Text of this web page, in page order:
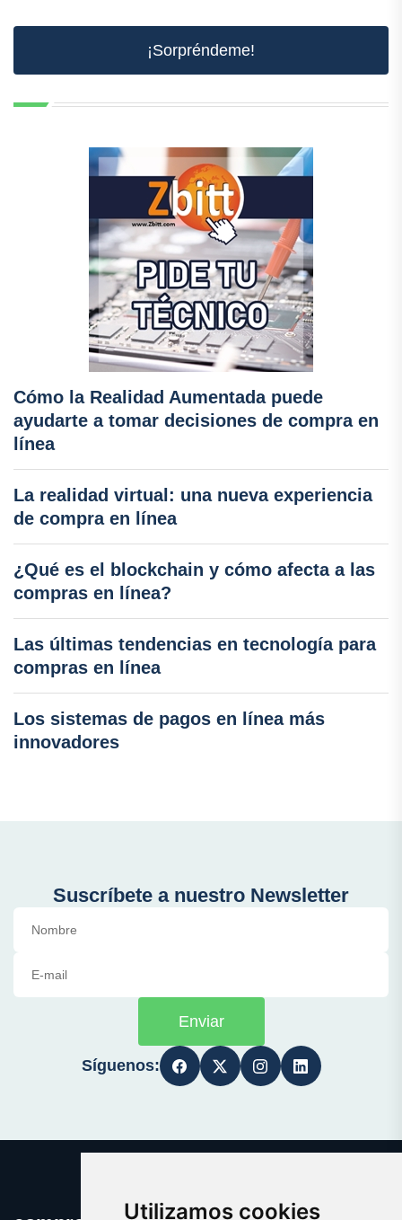
Utilizamos cookies
¡Sorpréndeme!
Cómo la Realidad Aumentada puede
ayudarte a tomar decisiones de compra en
línea
La realidad virtual: una nueva experiencia
de compra en línea
¿Qué es el blockchain y cómo afecta a las
compras en línea?
Las últimas tendencias en tecnología para
compras en línea
Los sistemas de pagos en línea más
innovadores
Suscríbete a nuestro Newsletter
Enviar
Síguenos: